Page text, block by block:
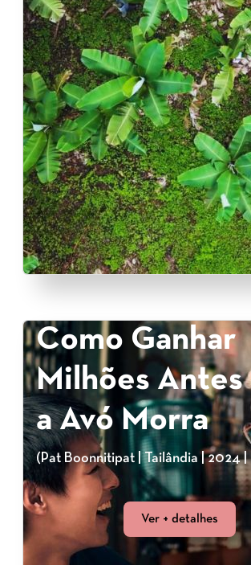
Como Ganhar
Milhões Antes
a Avó Morra
(Pat Boonnitipat | Tailândia | 2024 |
Ver + detalhes